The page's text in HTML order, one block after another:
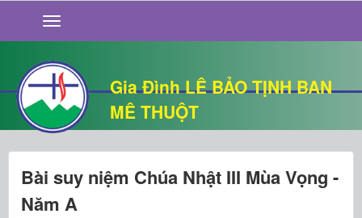
Gia Đình LÊ BẢO TỊNH BAN
MÊ THUỘT
GIỚI THIỆU
TIN TỨC
SỐNG ĐẠO
CHUYỆN NHÀ
QUÁN VĂN
THƯ GIÃN
Bài suy niệm Chúa Nhật III Mùa Vọng -
Năm A